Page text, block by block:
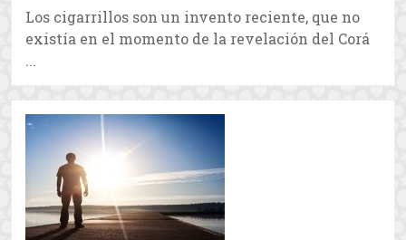
Los cigarrillos son un invento reciente, que no
existía en el momento de la revelación del Corá
...